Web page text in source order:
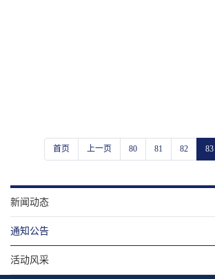
首页 上一页 80 81 82 83
新闻动态
通知公告
活动风采